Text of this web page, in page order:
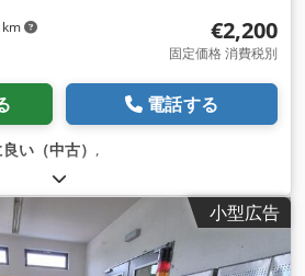
€2,200
固定価格 消費税別
電話する
い（中古） ,
小型広告